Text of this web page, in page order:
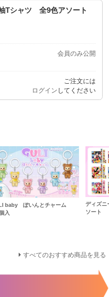
Tシャツ 全9色アソート
会員のみ公開
ご注文には
ログイン してください
baby ぽいんとチャーム
入
ディズ
ソート
すべてのおすすめ商品を見る